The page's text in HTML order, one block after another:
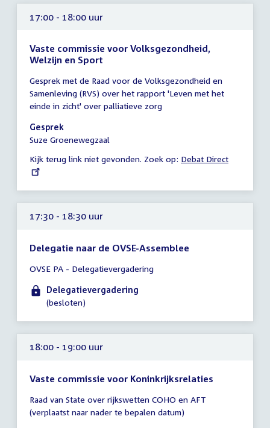
uur
17:00 - 18:00 uur
Vaste commissie voor Volksgezondheid,
Welzijn en Sport
vergadering
17:00
-
18:00
uur
Gesprek met de Raad voor de Volksgezondheid en
Samenleving (RVS) over het rapport 'Leven met het
einde in zicht' over palliatieve zorg
Gesprek
Suze Groenewegzaal
Kijk terug link niet gevonden. Zoek op: External
Debat Direct
17:30 - 18:30 uur
Delegatie naar de OVSE-Assemblee
vergadering
17:30
-
18:30
uur
OVSE PA - Delegatievergadering
Delegatievergadering
(besloten)
18:00 - 19:00 uur
Vaste commissie voor Koninkrijksrelaties
vergadering
18:00
Raad van State over rijkswetten COHO en AFT
(verplaatst naar nader te bepalen datum)